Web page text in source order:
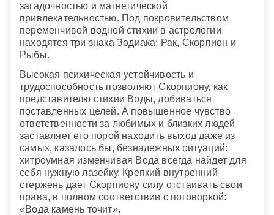
загадочностью и магнетической
привлекательностью. Под покровительством
переменчивой водной стихии в астрологии
находятся три знака Зодиака: Рак, Скорпион и
Рыбы.
Высокая психическая устойчивость и
трудоспособность позволяют Скорпиону, как
представителю стихии Воды, добиваться
поставленных целей. А повышенное чувство
ответственности за любимых и близких людей
заставляет его порой находить выход даже из
самых, казалось бы, безнадежных ситуаций:
хитроумная изменчивая Вода всегда найдет для
себя нужную лазейку. Крепкий внутренний
стержень дает Скорпиону силу отстаивать свои
права, в полном соответствии с поговоркой:
«Вода камень точит».